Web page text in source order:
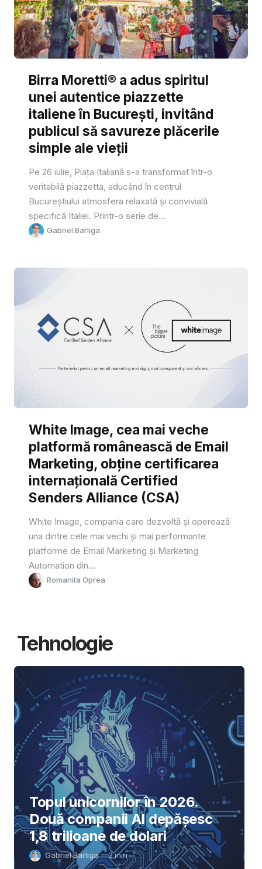
Birra Moretti® a adus spiritul
unei autentice piazzette
italiene în București, invitând
publicul să savureze plăcerile
simple ale vieții
Pe 26 iulie, Piața Italiană s-a transformat într-o
veritabilă piazzetta, aducând în centrul
Bucureștiului atmosfera relaxată și convivială
specifică Italiei. Printr-o serie de...
Gabriel Barliga
White Image, cea mai veche
platformă românească de Email
Marketing, obține certificarea
internațională Certified
Senders Alliance (CSA)
White Image, compania care dezvoltă și operează
una dintre cele mai vechi și mai performante
platforme de Email Marketing și Marketing
Automation din...
Romanita Oprea
Tehnologie
Topul unicornilor în 2026.
Două companii AI depășesc
1,8 trilioane de dolari
Gabriel Barliga 3min